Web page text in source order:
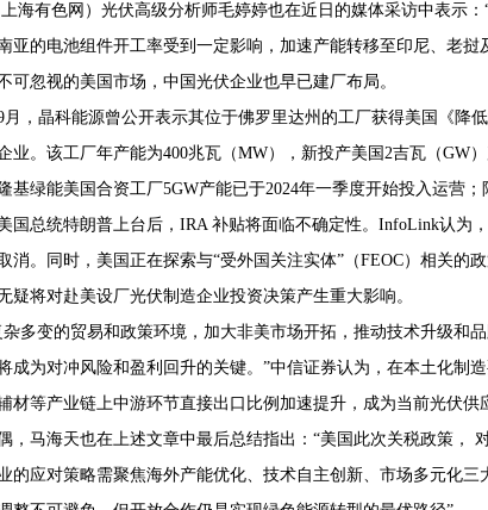
海有色网）光伏高级分析师毛婷婷也在近日的媒体采访中表示
亚的电池组件开工率受到一定影响，加速产能转移至印尼、老挝
可忽视的美国市场，中国光伏企业也早已建厂布局。
月，晶科能源曾公开表示其位于佛罗里达州的工厂获得美国《降
业。该工厂年产能为400兆瓦（MW），新投产美国2吉瓦（GW
基绿能美国合资工厂5GW产能已于2024年一季度开始投入运营
国总统特朗普上台后，IRA 补贴将面临不确定性。InfoLink认为
消。同时，美国正在探索与“受外国关注实体”（FEOC）相关的
疑将对赴美设厂光伏制造企业投资决策产生重大影响。
杂多变的贸易和政策环境，加大非美市场开拓，推动技术升级和
成为对冲风险和盈利回升的关键。”中信证券认为，在本土化制
材等产业链上中游环节直接出口比例加速提升，成为当前光伏供
，马海天也在上述文章中最后总结指出：“美国此次关税政策，
的应对策略需聚焦海外产能优化、技术自主创新、市场多元化